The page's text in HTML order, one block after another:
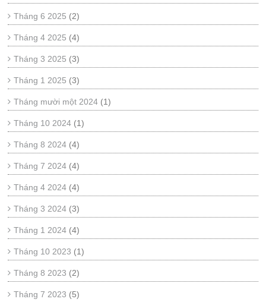
Tháng 6 2025 (2)
Tháng 4 2025 (4)
Tháng 3 2025 (3)
Tháng 1 2025 (3)
Tháng mười một 2024 (1)
Tháng 10 2024 (1)
Tháng 8 2024 (4)
Tháng 7 2024 (4)
Tháng 4 2024 (4)
Tháng 3 2024 (3)
Tháng 1 2024 (4)
Tháng 10 2023 (1)
Tháng 8 2023 (2)
Tháng 7 2023 (5)